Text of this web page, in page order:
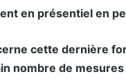
en présentiel en
cette dernière
nombre de